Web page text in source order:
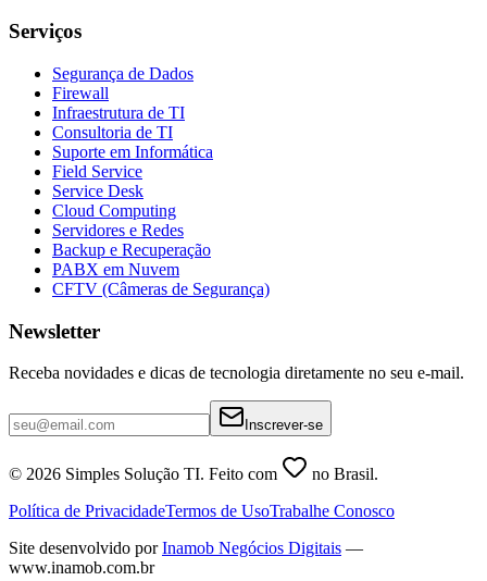
Serviços
Segurança de Dados
Firewall
Infraestrutura de TI
Consultoria de TI
Suporte em Informática
Field Service
Service Desk
Cloud Computing
Servidores e Redes
Backup e Recuperação
PABX em Nuvem
CFTV (Câmeras de Segurança)
Newsletter
Receba novidades e dicas de tecnologia diretamente no seu e-mail.
Inscrever-se
© 2026 Simples Solução TI. Feito com
no Brasil.
Política de PrivacidadeTermos de UsoTrabalhe Conosco
Site desenvolvido por Inamob Negócios Digitais —
www.inamob.com.br